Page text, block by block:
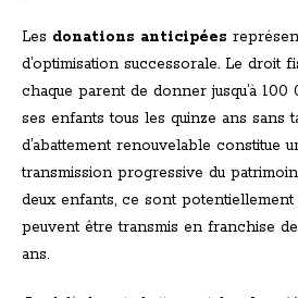
Les donations anticipées
d’optimisation successorale. Le droit
chaque parent de donner jusqu’à
ses enfants tous les quinze ans sans
d’abattement renouvelable constitue
transmission progressive du
deux enfants, ce sont
peuvent être transmis en franchise
ans.